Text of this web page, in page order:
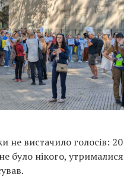
не вистачило голосів: 20
було нікого, утрималися